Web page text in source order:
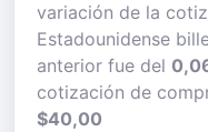
variación de la
Estadounidense
anterior fue del
cotización de
$40,00